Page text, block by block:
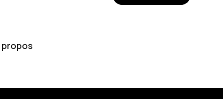
propos